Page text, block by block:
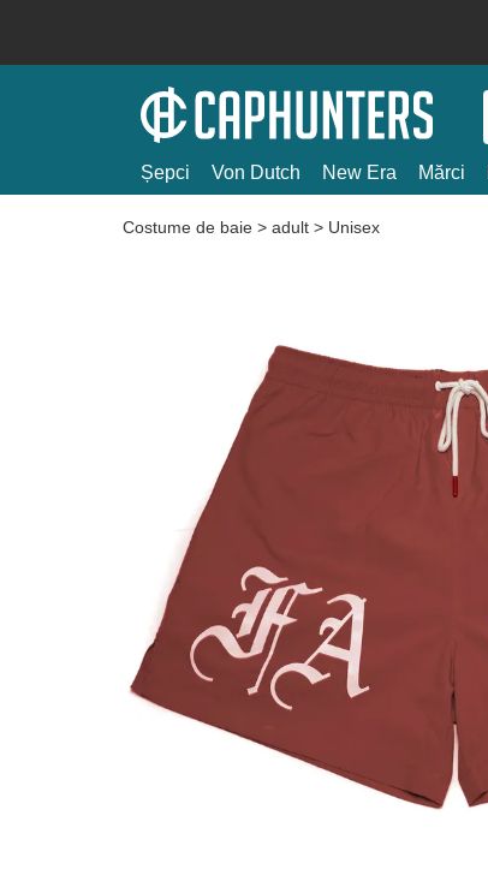
Șepci Von Dutch New Era Mărci
Costume de baie > adult > Unisex